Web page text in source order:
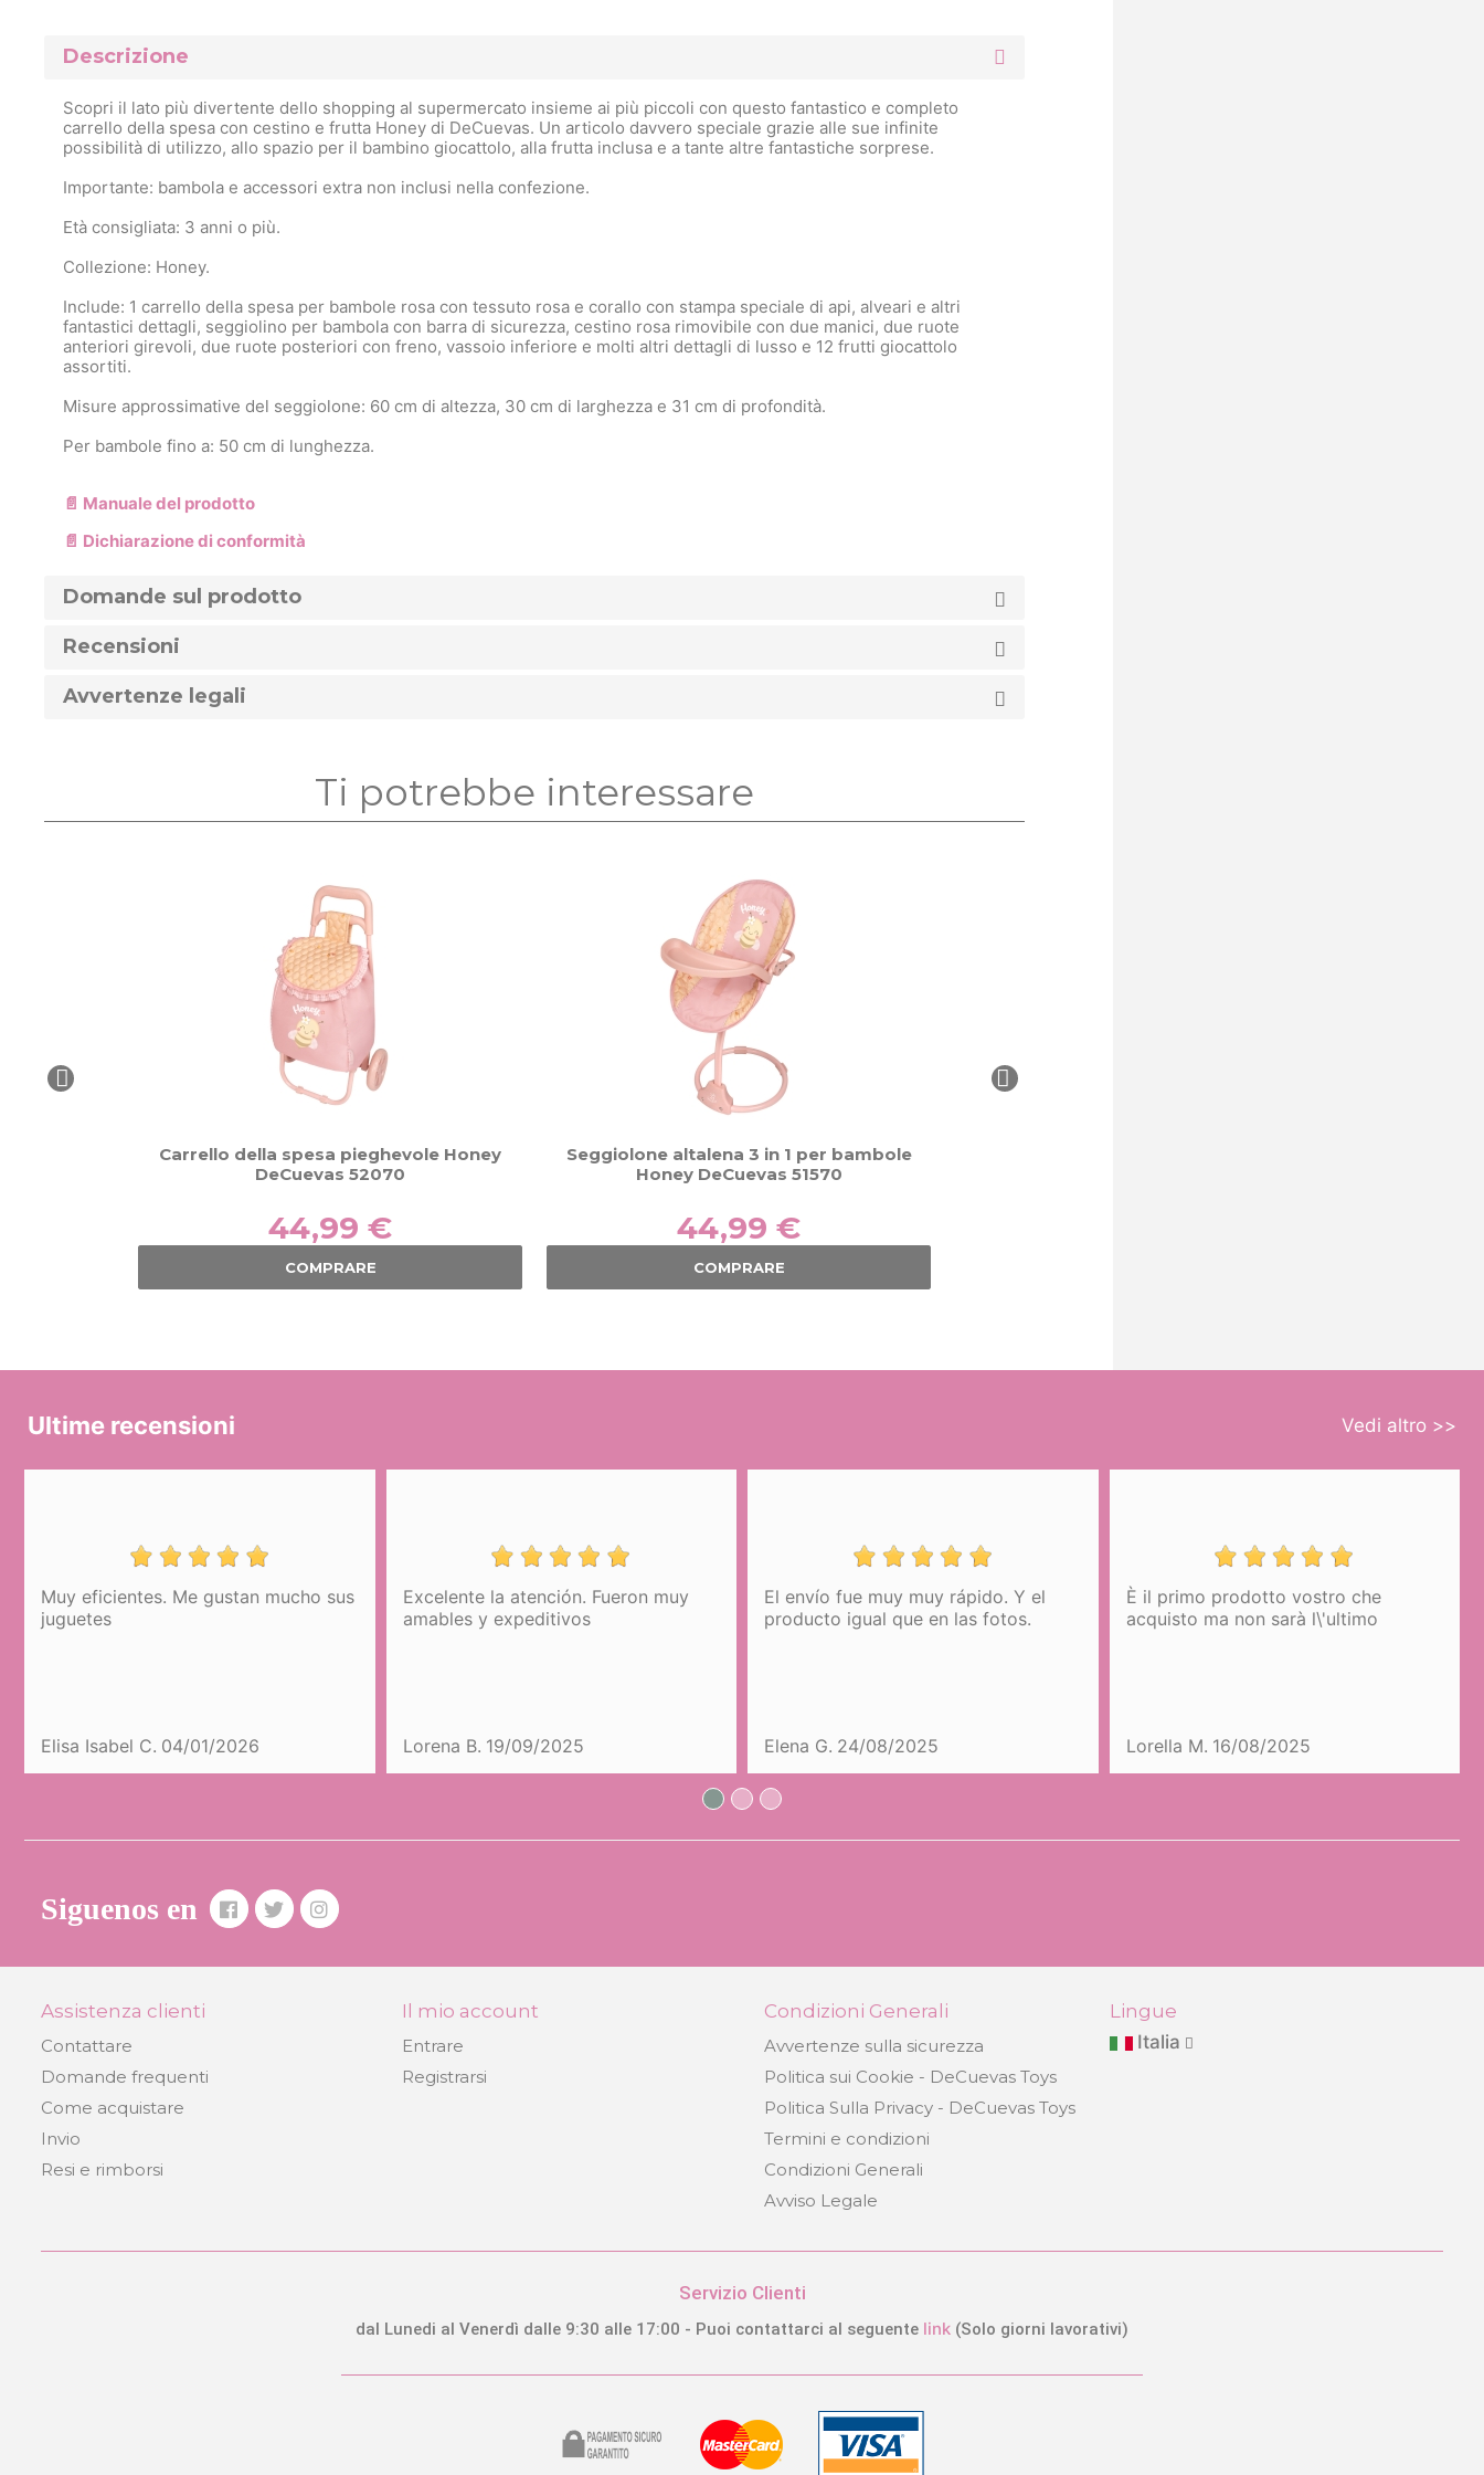
Descrizione
Scopri il lato più divertente dello shopping al supermercato insieme ai più piccoli con questo fantastico e completo
carrello della spesa con cestino e frutta Honey di DeCuevas. Un articolo davvero speciale grazie alle sue infinite
possibilità di utilizzo, allo spazio per il bambino giocattolo, alla frutta inclusa e a tante altre fantastiche sorprese.
Importante: bambola e accessori extra non inclusi nella confezione.
Età consigliata: 3 anni o più.
Collezione: Honey.
Include: 1 carrello della spesa per bambole rosa con tessuto rosa e corallo con stampa speciale di api, alveari e altri
fantastici dettagli, seggiolino per bambola con barra di sicurezza, cestino rosa rimovibile con due manici, due ruote
anteriori girevoli, due ruote posteriori con freno, vassoio inferiore e molti altri dettagli di lusso e 12 frutti giocattolo
assortiti.
Misure approssimative del seggiolone: 60 cm di altezza, 30 cm di larghezza e 31 cm di profondità.
Per bambole fino a: 50 cm di lunghezza.
📄 Manuale del prodotto
📄 Dichiarazione di conformità
Domande sul prodotto
Recensioni
Avvertenze legali
Ti potrebbe interessare
Carrello della spesa pieghevole Honey
DeCuevas 52070
44,99 €
COMPRARE
Seggiolone altalena 3 in 1 per bambole
Honey DeCuevas 51570
44,99 €
COMPRARE
Ultime recensioni Vedi altro >>
Muy eficientes. Me gustan mucho sus
juguetes
Elisa Isabel C. 04/01/2026
Excelente la atención. Fueron muy
amables y expeditivos
Lorena B. 19/09/2025
El envío fue muy muy rápido. Y el
producto igual que en las fotos.
Elena G. 24/08/2025
È il primo prodotto vostro che
acquisto ma non sarà l\'ultimo
Lorella M. 16/08/2025
Siguenos en
Assistenza clienti
Contattare
Domande frequenti
Come acquistare
Invio
Resi e rimborsi
Il mio account
Entrare
Registrarsi
Condizioni Generali
Avvertenze sulla sicurezza
Politica sui Cookie - DeCuevas Toys
Politica Sulla Privacy - DeCuevas Toys
Termini e condizioni
Condizioni Generali
Avviso Legale
Lingue
Italia
Servizio Clienti
dal Lunedi al Venerdì dalle 9:30 alle 17:00 - Puoi contattarci al seguente link (Solo giorni lavorativi)